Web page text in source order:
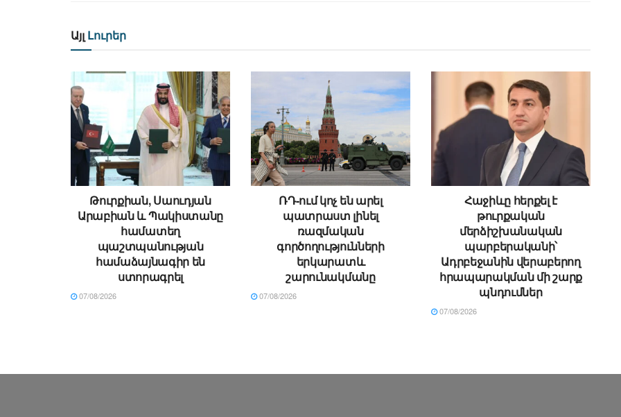
Այլ Լուրեր
Թուրքիան, Սաուդյան
Արաբիան և Պակիստանը
համատեղ
պաշտպանության
համաձայնագիր են
ստորագրել
07/08/2026
ՌԴ-ում կոչ են արել
պատրաստ լինել
ռազմական
գործողությունների
երկարատև
շարունակմանը
07/08/2026
Հաջիևը հերքել է
թուրքական
մերձիշխանական
պարբերականի՝
Ադրբեջանին վերաբերող
հրապարակման մի շարք
պնդումներ
07/08/2026